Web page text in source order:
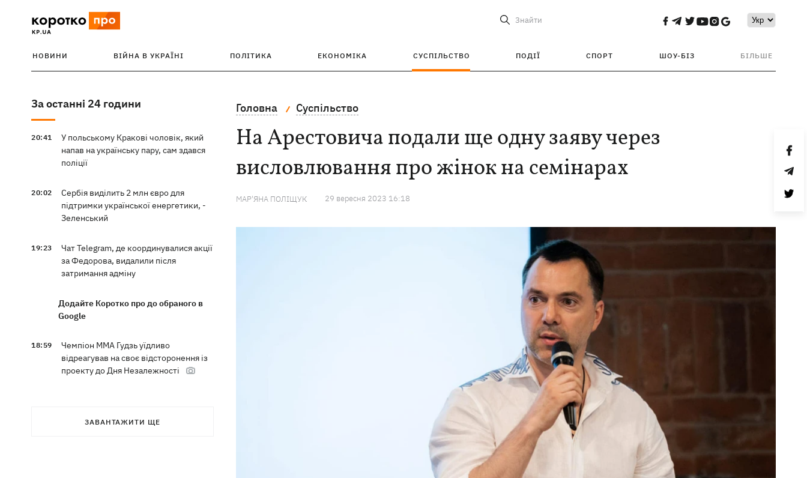
Знайти
НОВИНИ ВІЙНА В УКРАЇНІ ПОЛІТИКА ЕКОНОМІКА СУСПІЛЬСТВО ПОДІЇ СПОРТ ШОУ-БІЗ БІЛЬШЕ
За останні 24 години
20:41
У польському Кракові чоловік, який
напав на українську пару, сам здався
поліції
20:02
Сербія виділить 2 млн євро для
підтримки української енергетики, -
Зеленський
19:23
Чат Telegram, де координувалися акції
за Федорова, видалили після
затримання адміну
Додайте Коротко про до обраного в
Google
18:59
Чемпіон ММА Гудзь уїдливо
відреагував на своє відсторонення із
проекту до Дня Незалежності
приводу її кіберможливостей
ЗАВАНТАЖИТИ ЩЕ
Головна Суспільство
На Арестовича подали ще одну заяву через
висловлювання про жінок на семінарах
МАР'ЯНА ПОЛІЩУК 29 вересня 2023 16:18